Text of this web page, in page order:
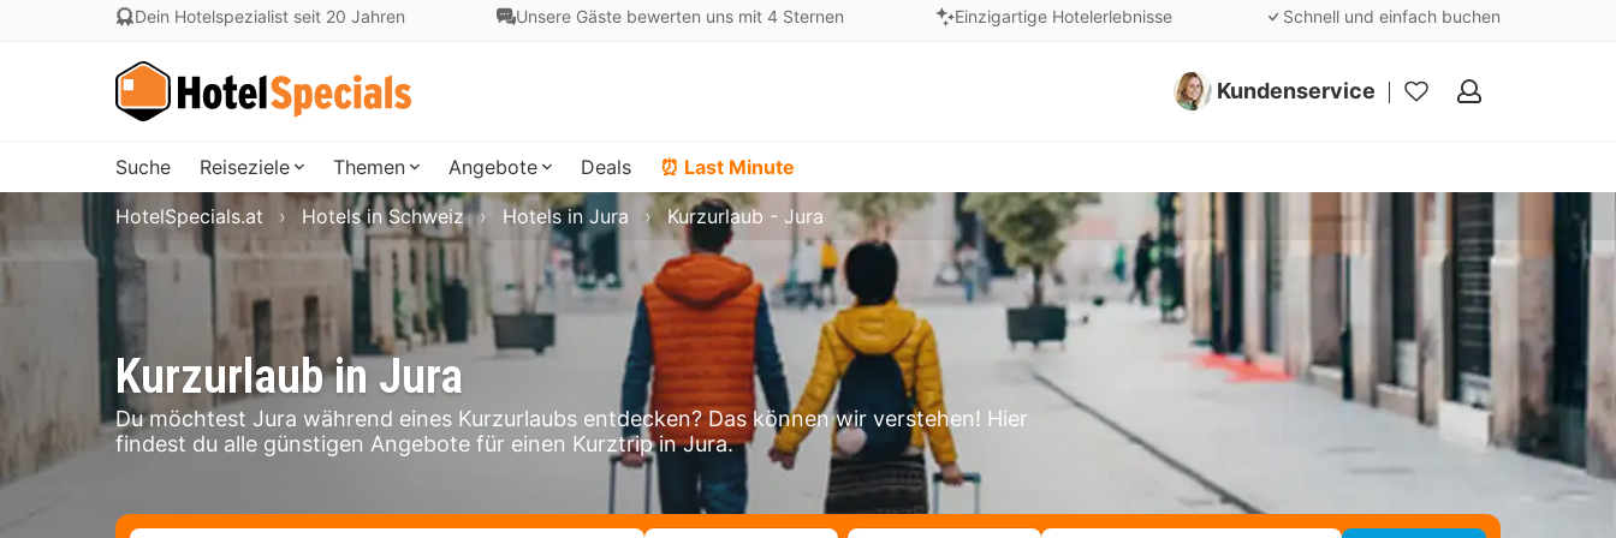
Dein Hotelspezialist seit 20 Jahren Unsere Gäste bewerten uns mit 4 Sternen Einzigartige Hotelerlebnisse Schnell und einfach buchen
Kundenservice
Meine
Suche Reiseziele Themen Angebote Deals ⏰ Last Minute
Kurzurlaub in Jura
Du möchtest Jura während eines Kurzurlaubs entdecken? Das können wir verstehen! Hier
findest du alle günstigen Angebote für einen Kurztrip in Jura.
HotelSpecials.at Hotels in Schweiz Hotels in Jura Kurzurlaub - Jura